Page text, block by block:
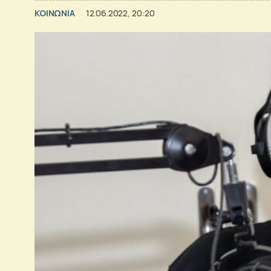
ΚΟΙΝΩΝΙΑ 12.06.2022, 20:20